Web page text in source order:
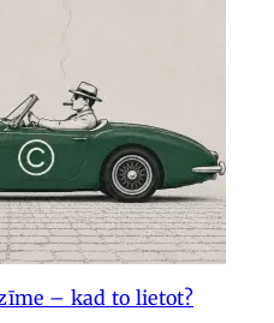
– kad to lietot?